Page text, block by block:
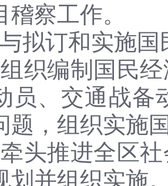
察工作。
拟订和实施
织编制国民
员、交通战
题，组织实施
头推进全区
划并组织实施